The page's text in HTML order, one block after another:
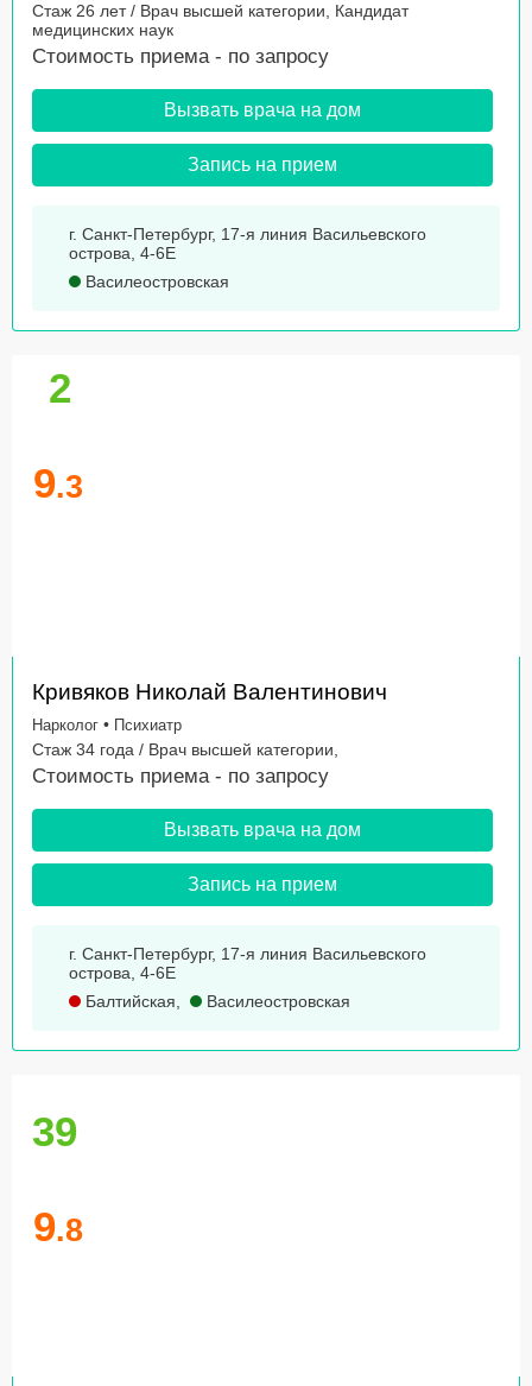
Стаж 26 лет / Врач высшей категории, Кандидат
медицинских наук
Стоимость приема - по запросу
Вызвать врача на дом
Запись на прием
г. Санкт-Петербург, 17-я линия Васильевского
острова, 4-6Е
Василеостровская
2
9.3
Кривяков Николай Валентинович
Нарколог • Психиатр
Стаж 34 года / Врач высшей категории,
Стоимость приема - по запросу
Вызвать врача на дом
Запись на прием
г. Санкт-Петербург, 17-я линия Васильевского
острова, 4-6Е
Балтийская
Василеостровская
39
9.8